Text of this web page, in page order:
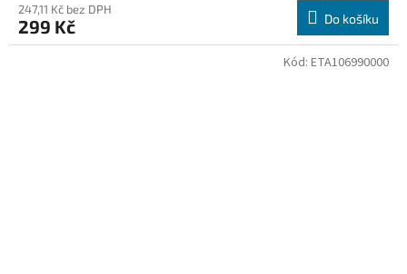
247,11 Kč bez DPH
299 Kč Do košíku
Kód: ETA106990000